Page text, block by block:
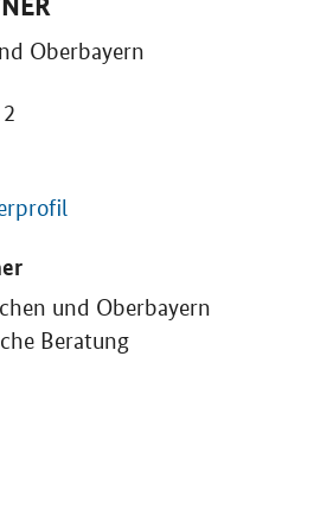
Oberbayern
und Oberbayern
Beratung